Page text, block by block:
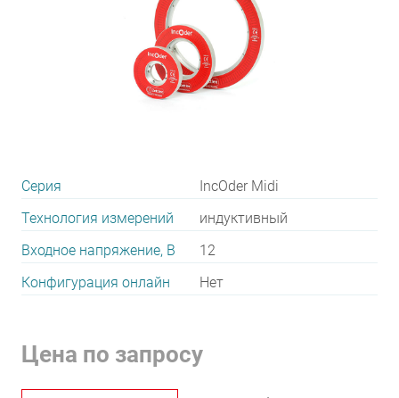
Серия
IncOder Midi
Технология измерений
индуктивный
Входное напряжение, В
12
Конфигурация онлайн
Нет
Цена по запросу